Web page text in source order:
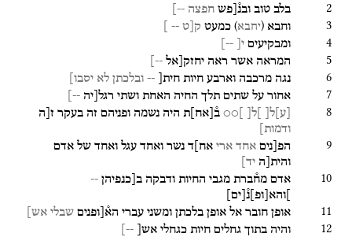
2 בלב טוב ובנ֯[פש חפצה --]
3 וחבא (יחבא) כמעט ק[ט -- ]
4 ומבקיעים י[ --]
5 המראה אשר ראה יחזק[אל --]
6 נגה מרכבה וארבע חיות חית[ -- ובלכתן לא יסבו]
7 אחור על שתים תלך החיה האחת ושתי רגל[יה --]
8 ע ל[ ]ל[ ]○○ ב֯ אח ת היה נשמה ופניהם זה בעקר ז[ה
ודמות]
9 הפ[נים אחד ארי אח]ד נשר ואחד עגל ואחד של אדם
והית[ה יד]
10 אדם מח֯ברת מגבי החיות ודבקה ב[כנפיהן --
]והא ופ נ֯ ים
11 אופן חובר אל אופן בלכתן ומשני עברי הא֯[ופנים שבלי אש]
12 והיה בתוך גחלים חיות כגחלי אש[ --]